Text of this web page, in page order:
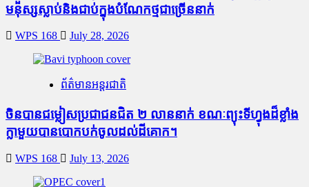
មនុស្សស្លាប់​និង​ជាប់ក្នុងបំណែកថ្មជាច្រើននាក់
WPS 168 July 28, 2026
ព័ត៌មានអន្តរជាតិ
ចិនបានជម្លៀសប្រជាជនជិត ២ លាននាក់ ខណៈព្យុះទីហ្វុងដ៏ខ្លាំង
ក្លាមួយបានបោកបក់ចូលដល់ដីគោក។
WPS 168 July 13, 2026